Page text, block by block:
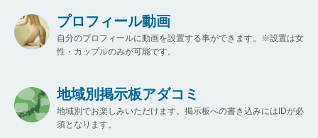
プロフィール動画
自分のプロフィールに動画を設置する事ができます。※設置は女
性・カップルのみが可能です。
地域別掲示板アダコミ
地域別でお楽しみいただけます。掲示板への書き込みにはIDが必
須となります。